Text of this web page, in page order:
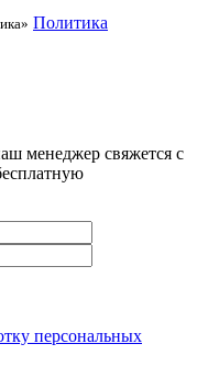
Политика
менеджер свяжется с
персональных